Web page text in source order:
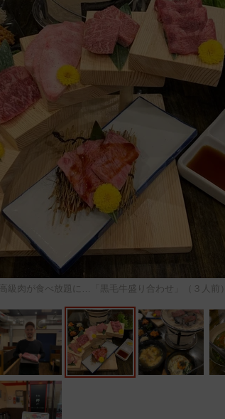
級肉が食べ放題に…「黒毛牛盛り合わせ」（３人前）